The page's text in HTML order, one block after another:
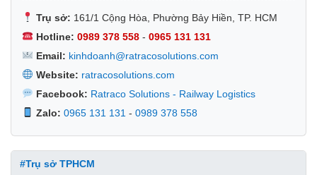
Trụ sở: 161/1 Cộng Hòa, Phường Bảy Hiền, TP. HCM
Hotline: 0989 378 558- 0965 131 131
Email: kinhdoanh@ratracosolutions.com
Website: ratracosolutions.com
Facebook: Ratraco Solutions - Railway Logistics
Zalo: 0965 131 131 - 0989 378 558
#Trụ sở TPHCM